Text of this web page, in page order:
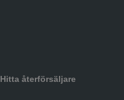
Hitta återförsäljare